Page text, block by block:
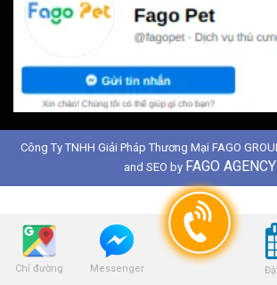
Chỉ đường Messenger
Công Ty TNHH Giải Pháp Thương Mại FAGO
and SEO by FAGO AGENCY